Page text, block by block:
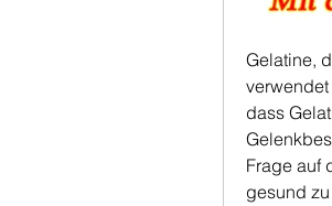
Gelatine,
dass
Frage auf
gesund